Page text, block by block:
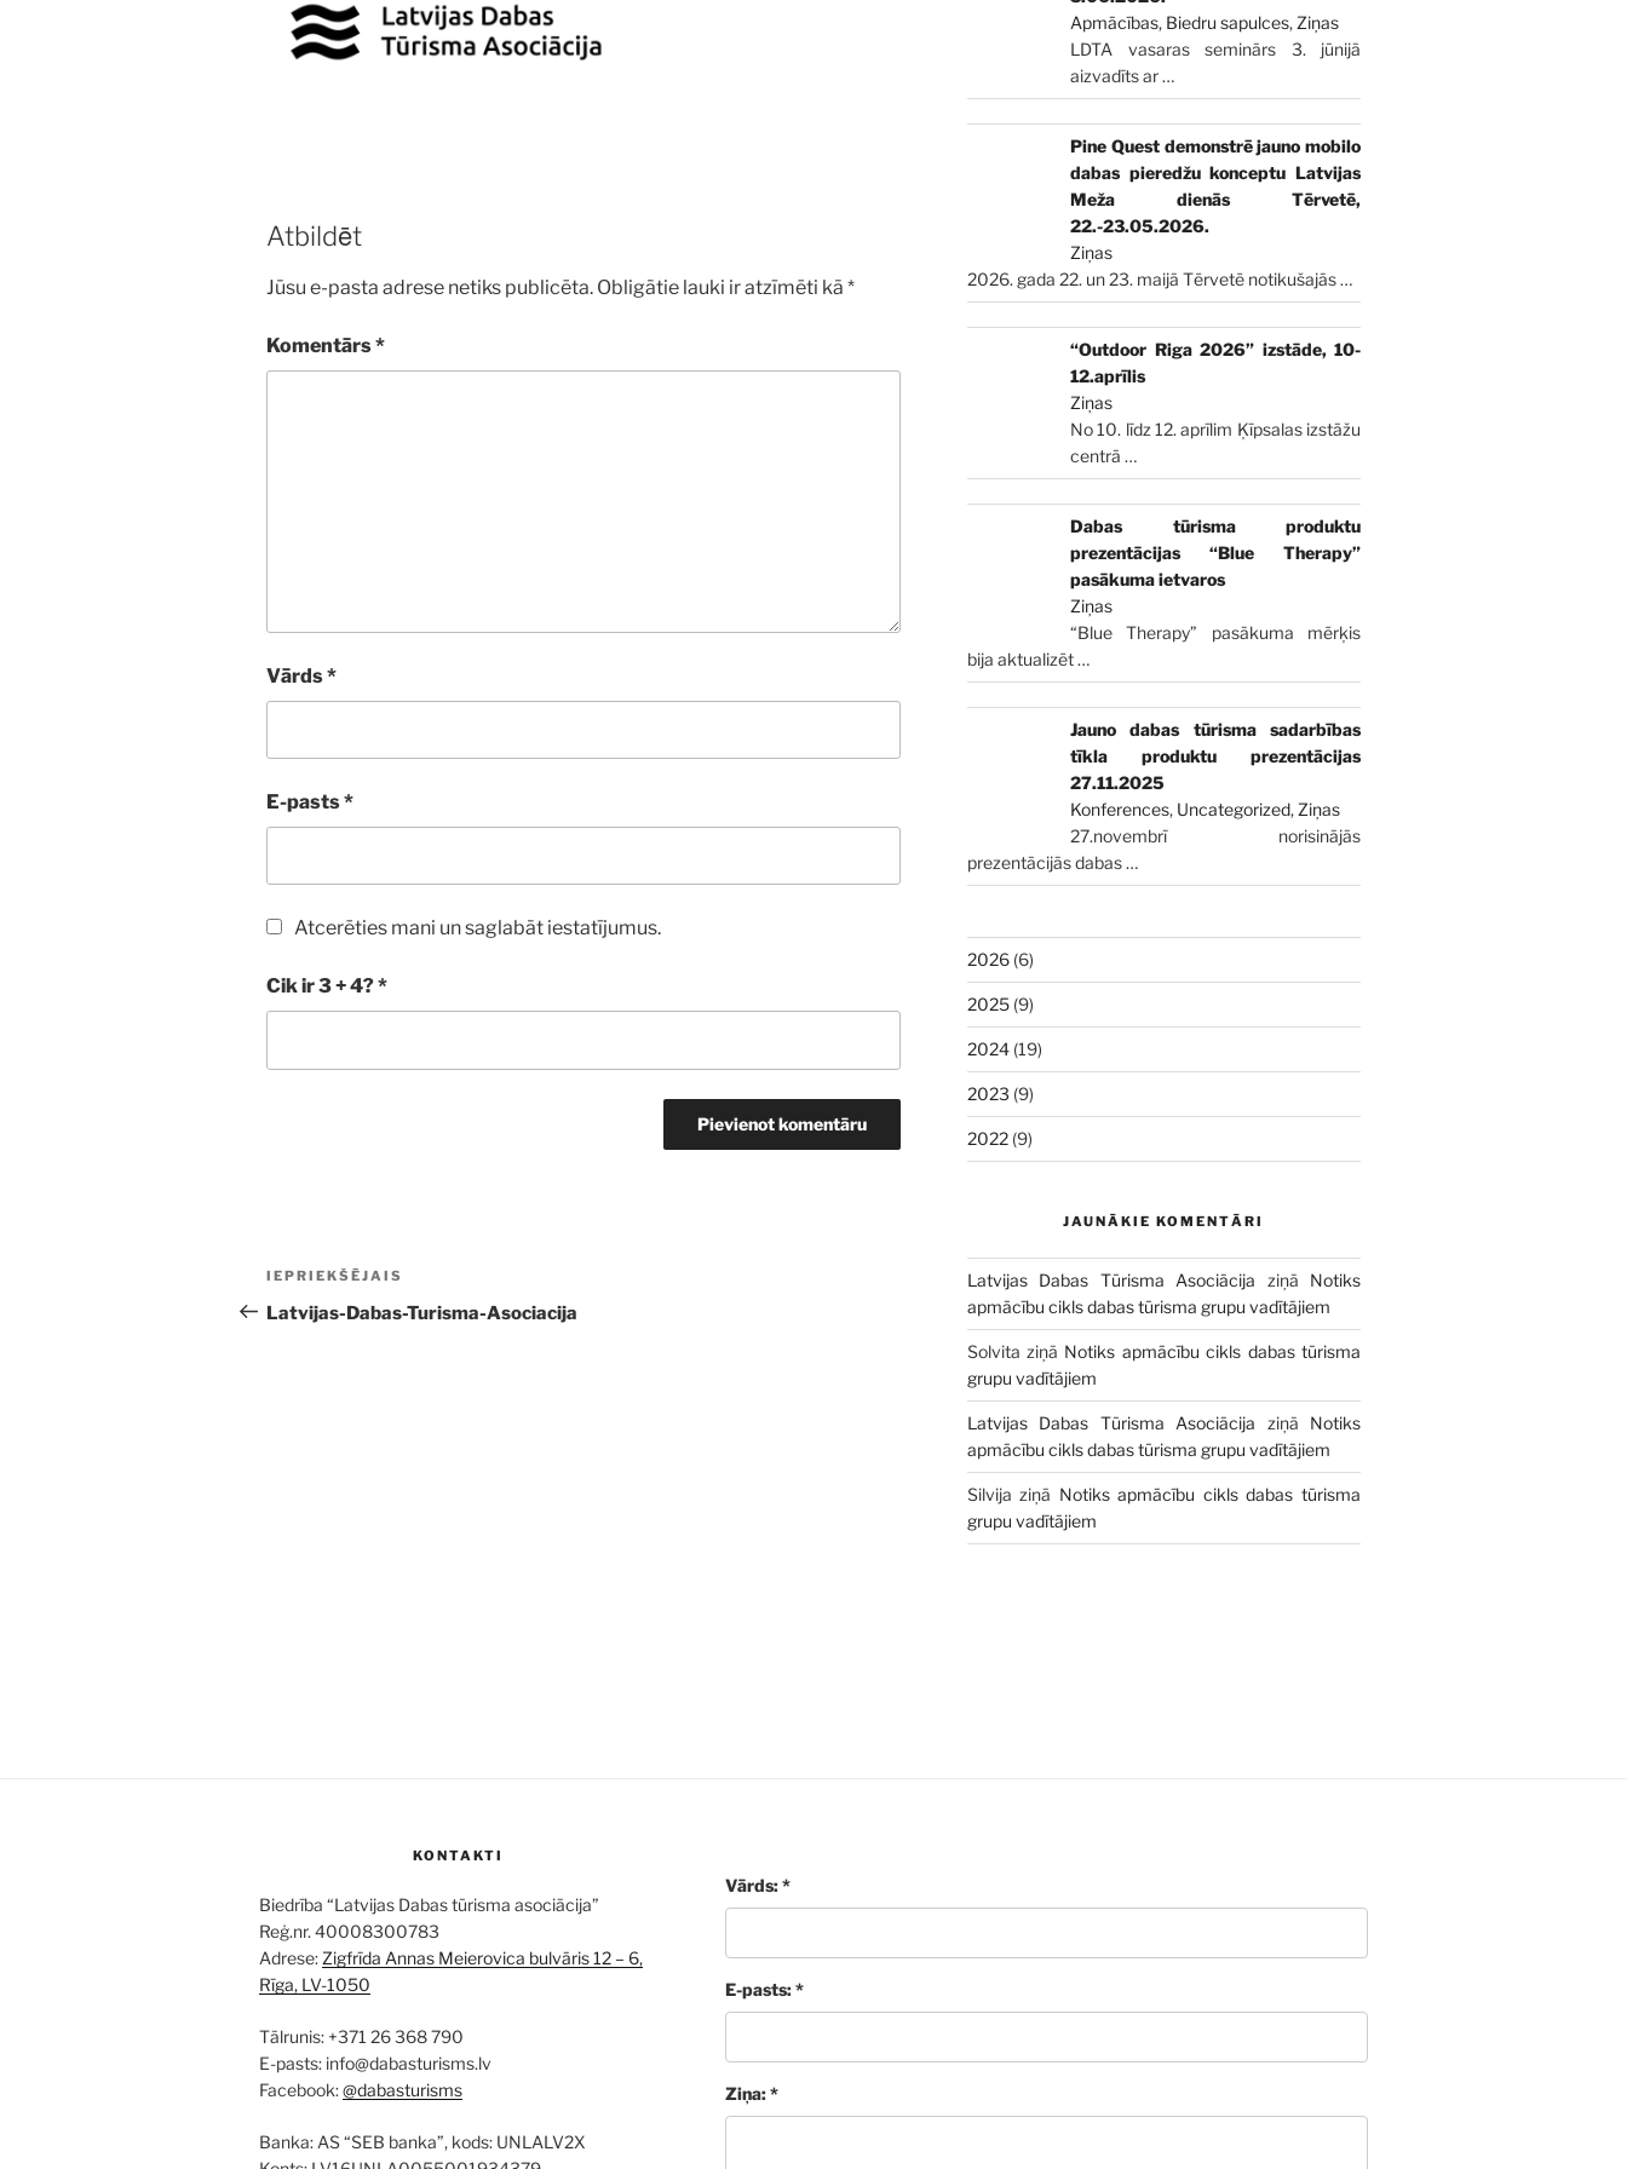
Atbildēt
Jūsu e-pasta adrese netiks publicēta. Obligātie lauki ir atzīmēti kā *
Komentārs*
Vārds*
E-pasts*
Atcerēties mani un saglabāt iestatījumus.
Cik ir 3 + 4?*
Ziņu
izvēlne
Iepriekšējā
ziņa:
IEPRIEKŠĒJAIS
Latvijas-Dabas-Turisma-Asociacija
Apmācības, Biedru sapulces, Ziņas
LDTA vasaras seminārs 3. jūnijā
aizvadīts ar…
Pine Quest demonstrē jauno mobilo
dabas pieredžu konceptu Latvijas
Meža dienās Tērvetē,
22.-23.05.2026.
Ziņas
2026. gada 22. un 23. maijā Tērvetē notikušajās…
“Outdoor Riga 2026” izstāde, 10-
12.aprīlis
Ziņas
No 10. līdz 12. aprīlim Ķīpsalas izstāžu
centrā…
Dabas tūrisma produktu
prezentācijas “Blue Therapy”
pasākuma ietvaros
Ziņas
“Blue Therapy” pasākuma mērķis
bija aktualizēt…
Jauno dabas tūrisma sadarbības
tīkla produktu prezentācijas
27.11.2025
Konferences, Uncategorized, Ziņas
27.novembrī norisinājās
prezentācijās dabas…
2026(6)
2025(9)
2024(19)
2023 (9)
2022(9)
JAUNĀKIE KOMENTĀRI
Latvijas Dabas Tūrisma Asociācija ziņā Notiks
apmācību cikls dabas tūrisma grupu vadītājiem
Solvita ziņā Notiks apmācību cikls dabas tūrisma
grupu vadītājiem
Latvijas Dabas Tūrisma Asociācija ziņā Notiks
apmācību cikls dabas tūrisma grupu vadītājiem
Silvija ziņā Notiks apmācību cikls dabas tūrisma
grupu vadītājiem
KONTAKTI
Biedrība “Latvijas Dabas tūrisma asociācija”
Reģ.nr. 40008300783
Adrese: Zigfrīda Annas Meierovica bulvāris 12 – 6,
Rīga, LV-1050
Tālrunis: +371 26 368 790
E-pasts: info@dabasturisms.lv
Facebook:@dabasturisms
Banka: AS “SEB banka”, kods: UNLALV2X
Vārds: *
E-pasts: *
Ziņa: *